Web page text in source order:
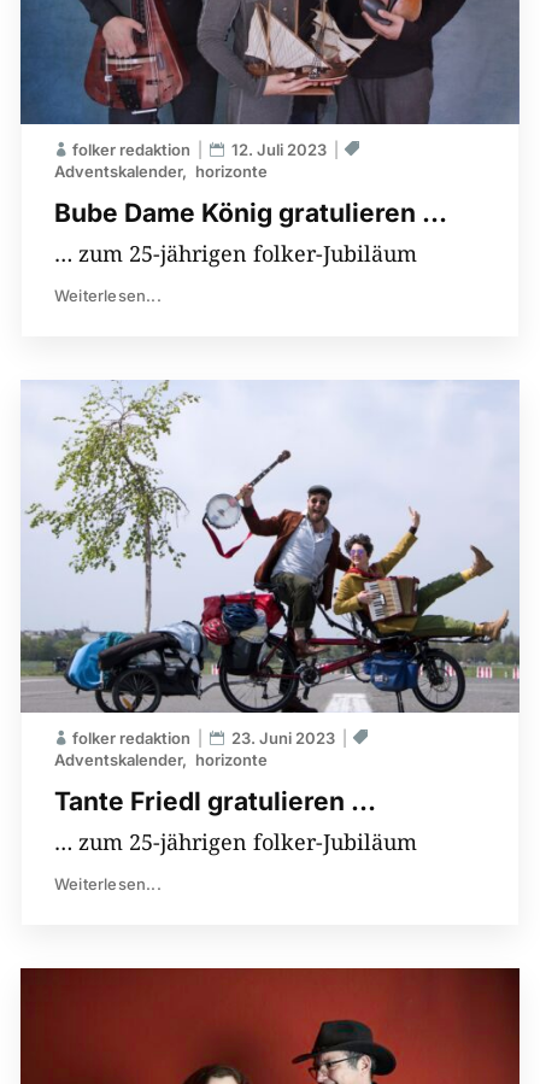
Bube Dame König gratulieren …
folker redaktion
12. Juli 2023
Adventskalender
horizonte
… zum 25-jährigen folker-Jubiläum
Weiterlesen...
Tante Friedl gratulieren …
folker redaktion
23. Juni 2023
Adventskalender
horizonte
… zum 25-jährigen folker-Jubiläum
Weiterlesen...